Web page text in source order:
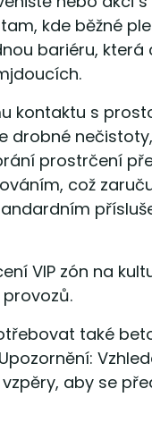
kde běžné
bariéru, která
kontaktu s
prostrčení
což
VIP zón na
také
aby se